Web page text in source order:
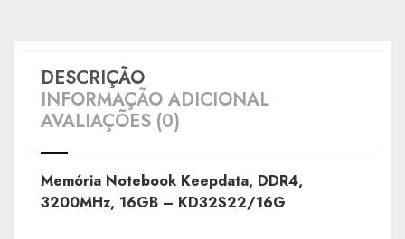
DESCRIÇÃO
INFORMAÇÃO ADICIONAL
AVALIAÇÕES (0)
Memória Notebook Keepdata, DDR4,
3200MHz, 16GB – KD32S22/16G